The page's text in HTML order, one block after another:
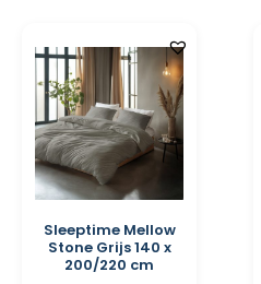
Sleeptime Mellow
Stone Grijs 140 x
200/220 cm